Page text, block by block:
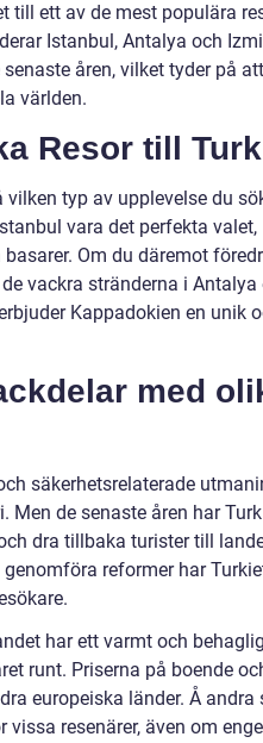
till ett av de mest populära
Istanbul, Antalya och
åren, vilket tyder på
världen.
Resor till
typ av upplevelse du
vara det perfekta valet,
Om du däremot
vackra stränderna i Antalya
Kappadokien en unik
med
säkerhetsrelaterade
de senaste åren har
dra tillbaka turister till
reformer har
har ett varmt och
runt. Priserna på boende
europeiska länder. Å andra
resenärer, även om